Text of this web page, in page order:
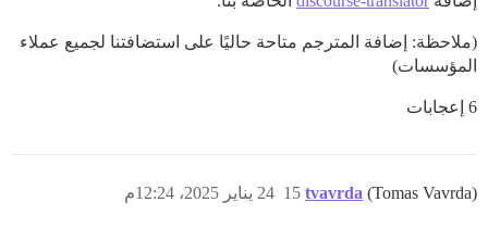
(ملاحظة: إضافة المترجم متاحة حاليًا على استضافتنا لجميع عملاء
المؤسسات)
6 إعجابات
tvavrda (Tomas Vavrda) 24 يناير 2025، 12:24م 15